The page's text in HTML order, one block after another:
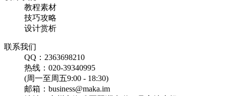
教程素材
技巧攻略
设计赏析
联系我们
QQ：2363698210
热线：020-39340995
(周一至周五9:00 - 18:30)
邮箱：business@maka.im